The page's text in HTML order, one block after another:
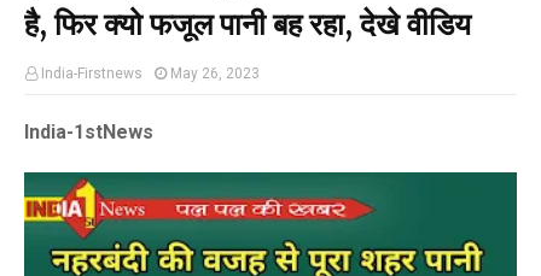
है, फिर क्यो फजूल पानी बह रहा, देखे वीडिय
India-Firstnews May 26, 2023
India-1stNews